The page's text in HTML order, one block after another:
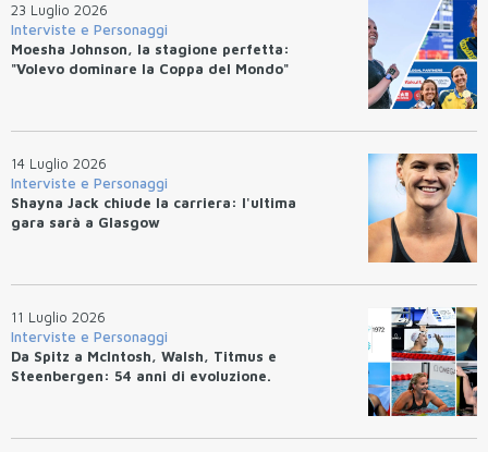
23 Luglio 2026
Interviste e Personaggi
Moesha Johnson, la stagione perfetta:
"Volevo dominare la Coppa del Mondo"
14 Luglio 2026
Interviste e Personaggi
Shayna Jack chiude la carriera: l'ultima
gara sarà a Glasgow
11 Luglio 2026
Interviste e Personaggi
Da Spitz a McIntosh, Walsh, Titmus e
Steenbergen: 54 anni di evoluzione.